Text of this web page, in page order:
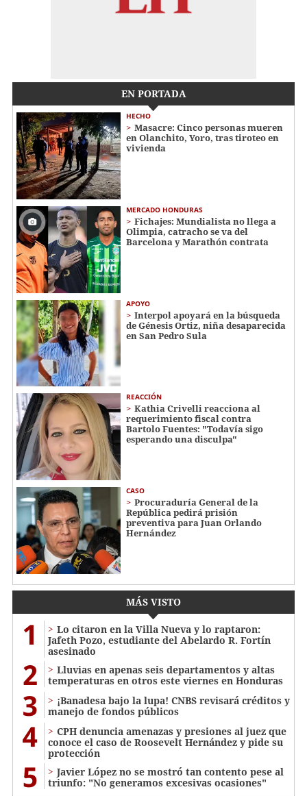
EN PORTADA
HECHO
Masacre: Cinco personas mueren
en Olanchito, Yoro, tras tiroteo en
vivienda
MERCADO HONDURAS
Fichajes: Mundialista no llega a
Olimpia, catracho se va del
Barcelona y Marathón contrata
APOYO
Interpol apoyará en la búsqueda
de Génesis Ortiz, niña desaparecida
en San Pedro Sula
REACCIÓN
Kathia Crivelli reacciona al
requerimiento fiscal contra
Bartolo Fuentes: "Todavía sigo
esperando una disculpa"
CASO
Procuraduría General de la
República pedirá prisión
preventiva para Juan Orlando
Hernández
MÁS VISTO
1
Lo citaron en la Villa Nueva y lo raptaron:
Jafeth Pozo, estudiante del Abelardo R. Fortín
asesinado
2
Lluvias en apenas seis departamentos y altas
temperaturas en otros este viernes en Honduras
3
¡Banadesa bajo la lupa! CNBS revisará créditos y
manejo de fondos públicos
4
CPH denuncia amenazas y presiones al juez que
conoce el caso de Roosevelt Hernández y pide su
protección
5
Javier López no se mostró tan contento pese al
triunfo: "No generamos excesivas ocasiones"